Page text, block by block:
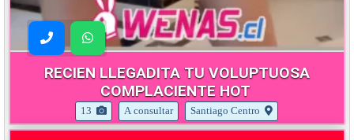
RECIEN LLEGADITA TU VOLUPTUOSA
COMPLACIENTE HOT
13 A consultar Santiago Centro